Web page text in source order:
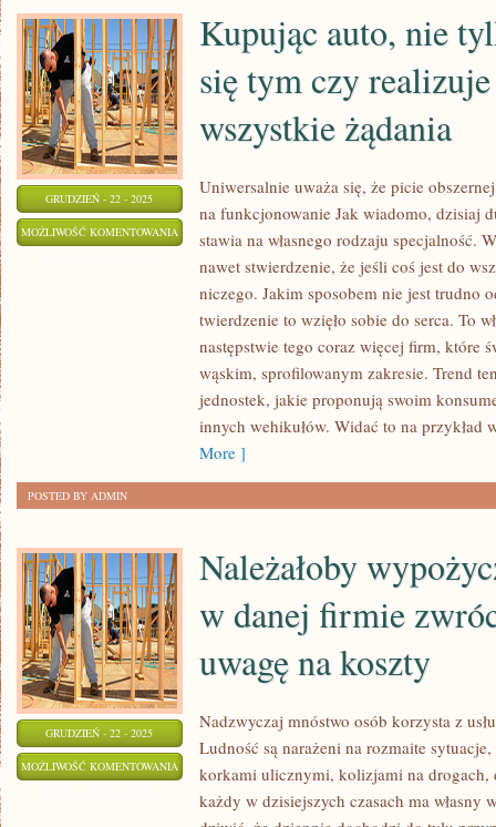
GRUDZIEŃ - 22 - 2025
MOŻLIWOŚĆ KOMENTOWANIA
TYLKO
KIERUJEMY
TYM
REALIZUJE
NASZE
WSZYSTKIE
Kupując auto, nie
się tym czy realizuje
wszystkie żądania
Uniwersalnie uważa się, że picie
na funkcjonowanie Jak wiadomo, dzisiaj
stawia na własnego rodzaju specjalność.
nawet stwierdzenie, że jeśli coś jest do
niczego. Jakim sposobem nie jest trudno
twierdzenie to wzięło sobie do serca. To
następstwie tego coraz więcej firm, które
wąskim, sprofilowanym zakresie. Trend
jednostek, jakie proponują swoim
innych wehikułów. Widać to na przykład
More ]
POSTED BY ADMIN
GRUDZIEŃ - 22 - 2025
MOŻLIWOŚĆ KOMENTOWANIA
WYPOŻYCZAJĄC
SAMOCHÓD
Należałoby
w danej firmie
uwagę na koszty
Nadzwyczaj mnóstwo osób korzysta z
Ludność są narażeni na rozmaite
korkami ulicznymi, kolizjami na drogach,
każdy w dzisiejszych czasach ma własny